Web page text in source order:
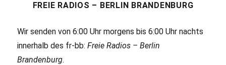
FREIE RADIOS – BERLIN BRANDENBURG
Wir senden von 6:00 Uhr morgens bis 6:00 Uhr nachts
innerhalb des fr-bb:Freie Radios – Berlin
Brandenburg.